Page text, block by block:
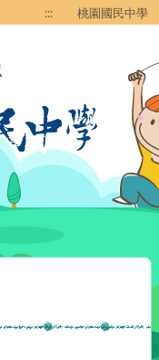
::: 桃園國民中學